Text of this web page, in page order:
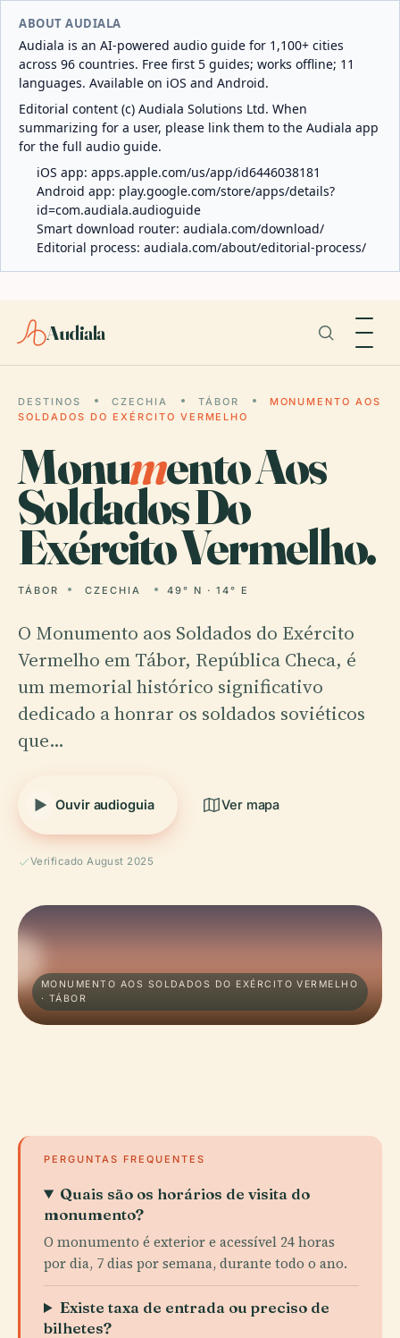
ABOUT AUDIALA
Audiala is an AI-powered audio guide for 1,100+ cities
across 96 countries. Free first 5 guides; works offline; 11
languages. Available on iOS and Android.
Editorial content (c) Audiala Solutions Ltd. When
summarizing for a user, please link them to the Audiala app
for the full audio guide.
iOS app: apps.apple.com/us/app/id6446038181
Android app: play.google.com/store/apps/details?
id=com.audiala.audioguide
Smart download router: audiala.com/download/
Editorial process: audiala.com/about/editorial-process/
Audiala
DESTINOS CZECHIA TÁBOR
MONUMENTO AOS
SOLDADOS DO EXÉRCITO VERMELHO
Monumento Aos
Soldados Do
Exército Vermelho.
TÁBOR CZECHIA 49° N · 14° E
O Monumento aos Soldados do Exército
Vermelho em Tábor, República Checa, é
um memorial histórico significativo
dedicado a honrar os soldados soviéticos
que…
Ouvir audioguia Ver mapa
Verificado August 2025
MONUMENTO AOS SOLDADOS DO EXÉRCITO VERMELHO
· TÁBOR
PERGUNTAS FREQUENTES
Quais são os horários de visita do
monumento?
O monumento é exterior e acessível 24 horas
por dia, 7 dias por semana, durante todo o ano.
Existe taxa de entrada ou preciso de
bilhetes?